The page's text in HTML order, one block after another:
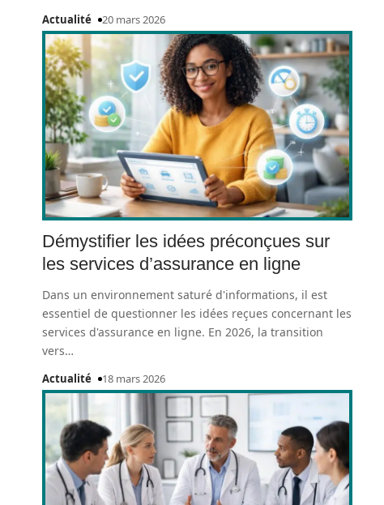
Actualité 20 mars 2026
Démystifier les idées préconçues sur
les services d’assurance en ligne
Dans un environnement saturé d'informations, il est
essentiel de questionner les idées reçues concernant les
services d'assurance en ligne. En 2026, la transition
vers…
Actualité 18 mars 2026